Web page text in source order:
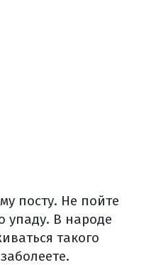
посту. Не пойте
упаду. В народе
такого